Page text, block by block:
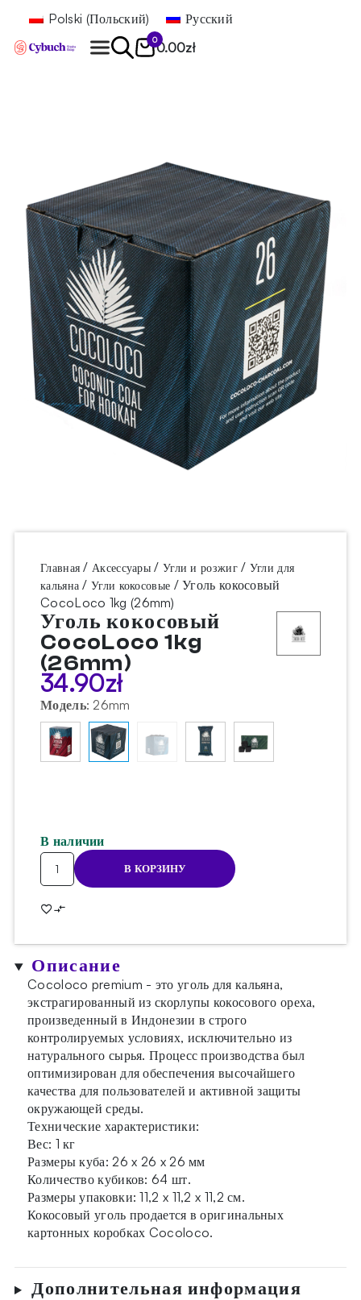
Polski (Польский) Русский
0
0.00zł
Главная /Аксессуары / Угли и розжиг/ Угли для
кальяна /Угли кокосовые / Уголь кокосовый
CocoLoco 1kg (26mm)
Уголь кокосовый
CocoLoco 1kg
(26mm)
34.90zł
Модель: 26mm
В наличии
Количество
товара
кокосовый
1kg
(26mm)
В КОРЗИНУ
Описание
Cocoloco premium - это уголь для кальяна,
экстрагированный из скорлупы кокосового ореха,
произведенный в Индонезии в строго
контролируемых условиях, исключительно из
натурального сырья. Процесс производства был
оптимизирован для обеспечения высочайшего
качества для пользователей и активной защиты
окружающей среды.
Технические характеристики:
Вес: 1 кг
Размеры куба: 26 x 26 x 26 мм
Количество кубиков: 64 шт.
Размеры упаковки: 11,2 x 11,2 x 11,2 см.
Кокосовый уголь продается в оригинальных
картонных коробках Cocoloco.
Дополнительная информация